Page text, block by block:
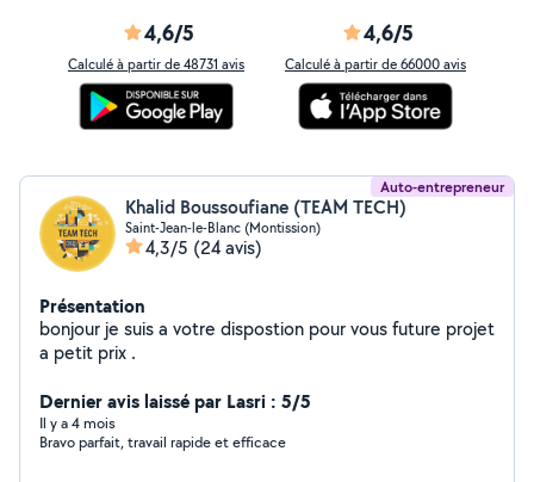
4,6/5
Calculé à partir de 48731 avis
4,6/5
Calculé à partir de 66000 avis
Auto-entrepreneur
Khalid Boussoufiane (TEAM TECH)
Saint-Jean-le-Blanc (Montission)
4,3/5 (24 avis)
Présentation
bonjour je suis a votre dispostion pour vous future projet
a petit prix .
Dernier avis laissé par Lasri : 5/5
Il y a 4 mois
Bravo parfait, travail rapide et efficace